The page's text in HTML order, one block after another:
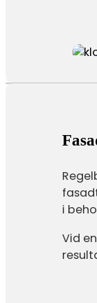
i
Vid